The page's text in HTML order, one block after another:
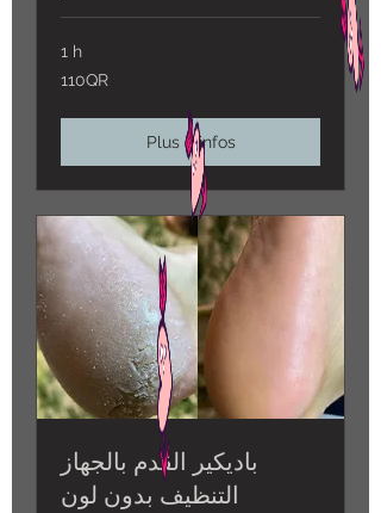
1 h
110QR
110QR
Plus d'infos
باديكير القدم بالجهاز
التنظيف بدون لون